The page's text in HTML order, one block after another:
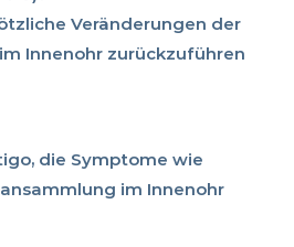
Veränderungen der
Innenohr zurückzuführen
die Symptome wie
im Innenohr